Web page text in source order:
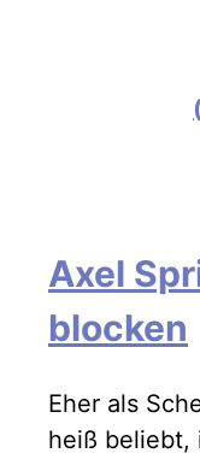
Axel
blocken
Eher als
heiß beliebt,